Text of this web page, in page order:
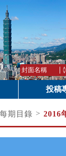
投稿
每期目錄 > 2016